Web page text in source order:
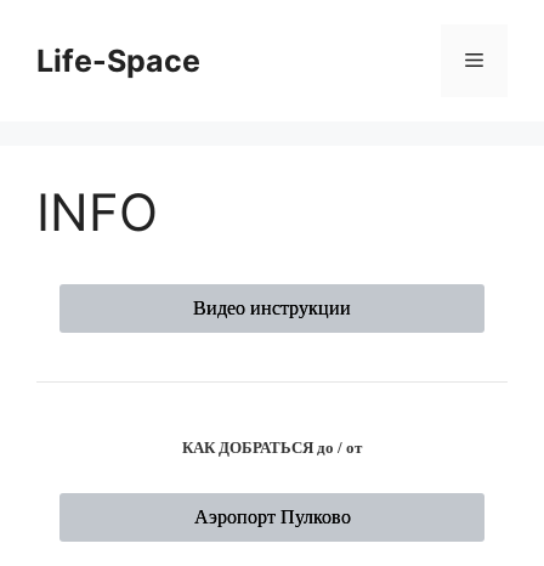
содержимому
Life-Space Меню
INFO
Видео инструкции
КАК ДОБРАТЬСЯ до / от
Аэропорт Пулково